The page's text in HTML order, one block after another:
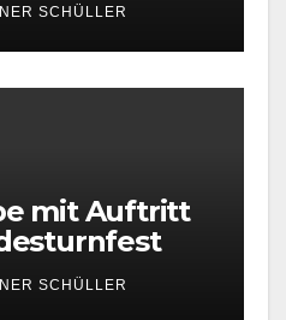
SCHÜLLER
mit Auftritt
SCHÜLLER